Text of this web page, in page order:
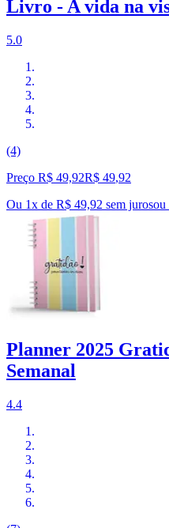
Livro - A vida na
5.0
(4)
Preço R$ 49,92R$ 49,92
Ou 1x de R$ 49,92 sem jurosou
Planner 2025
Semanal
4.4